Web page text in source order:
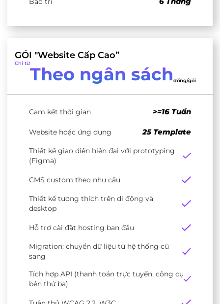
GÓI "Website Cấp Cao”
Chỉ từ
Theo ngân sáchđồng/gói
Cam kết thời gian >=16 Tuần
Website hoặc ứng dụng 25 Template
Thiết kế giao diện hiện đại với prototyping
(Figma)
CMS custom theo nhu cầu
Thiết kế tương thích trên di động và
desktop
Hỗ trợ cài đặt hosting ban đầu
Migration: chuyển dữ liệu từ hệ thống cũ
sang
Tích hợp API (thanh toán trực tuyến, công cụ
bên thứ ba)